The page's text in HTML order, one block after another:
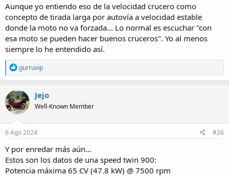
Aunque yo entiendo eso de la velocidad crucero como
concepto de tirada larga por autovía a velocidad estable
donde la moto no va forzada... Lo normal es escuchar "con
esa moto se pueden hacer buenos cruceros". Yo al menos
siempre lo he entendido así.
R
e
a
c
t
i
o
n
s
gurruvip
Jejo
Well-Known Member
6 Ago 2024 #26
Y por enredar más aún...
Estos son los datos de una speed twin 900:
Potencia máxima 65 CV (47.8 kW) @ 7500 rpm